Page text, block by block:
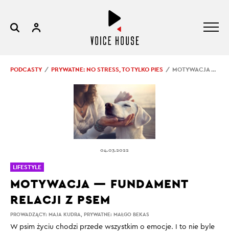
PODCASTY PRYWATNE: NO STRESS, TO TYLKO PIES MOTYWACJA — FUNDAMENT RELACJI Z PSEM
04.03.2022
PROWADZĄCY: MAJA KUDRA, PRYWATNE: MAŁGO BEKAS
MOTYWACJA — FUNDAMENT
RELACJI Z PSEM
W psim życiu chodzi przede wszystkim o emocje. I to nie byle
LIFESTYLE